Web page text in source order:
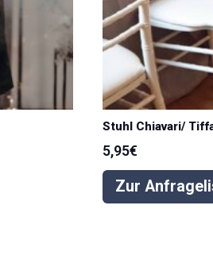
Stuhl Chiavari/
5,95€
Zur